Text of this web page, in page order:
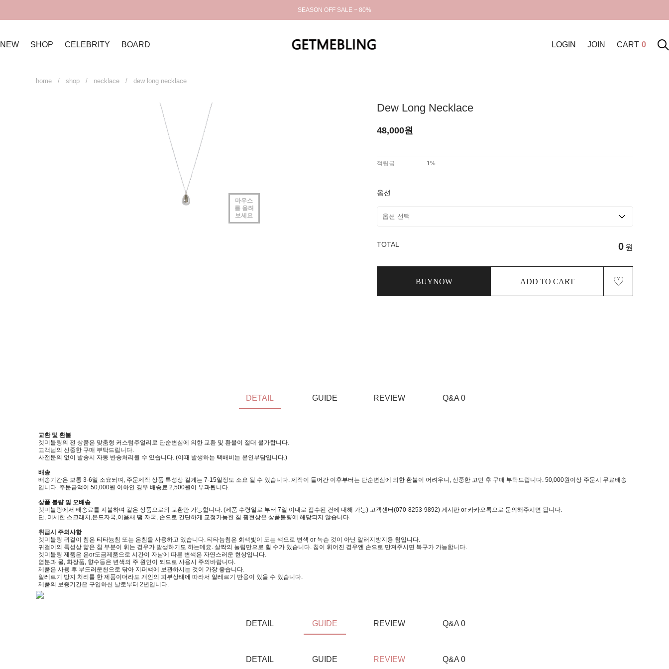
SEASON OFF SALE ~ 80%
NEW SHOP CELEBRITY BOARD LOGIN JOIN CART 0
home / shop / necklace / dew long necklace
마우스
를 올려
보세요
Dew Long Necklace
48,000원
적립금 1%
옵션
TOTAL 0 원
BUYNOW ADD TO CART ♡
DETAIL GUIDE REVIEW Q&A 0
교환 및 환불
겟미블링의 전 상품은 맞춤형 커스텀주얼리로 단순변심에 의한 교환 및 환불이 절대 불가합니다.
고객님의 신중한 구매 부탁드립니다.
사전문의 없이 발송시 자동 반송처리될 수 있습니다. (이때 발생하는 택배비는 본인부담입니다.)
배송
배송기간은 보통 3-6일 소요되며, 주문제작 상품 특성상 길게는 7-15일정도 소요 될 수 있습니다. 제작이 들어간 이후부터는 단순변심에 의한 환불이 어려우니, 신중한 고민 후 구매 부탁드립니다. 50,000원이상 주문시 무료배송
입니다. 주문금액이 50,000원 이하인 경우 배송료 2,500원이 부과됩니다.
상품 불량 및 오배송
겟미블링에서 배송료를 지불하며 같은 상품으로의 교환만 가능합니다. (제품 수령일로 부터 7일 이내로 접수된 건에 대해 가능) 고객센터(070-8253-9892) 게시판 or 카카오톡으로 문의해주시면 됩니다.
단, 미세한 스크래치,본드자국,이음새 땜 자국, 손으로 간단하게 교정가능한 침 휨현상은 상품불량에 해당되지 않습니다.
취급시 주의사항
겟미블링 귀걸이 침은 티타늄침 또는 은침을 사용하고 있습니다. 티타늄침은 회색빛이 도는 색으로 변색 or 녹슨 것이 아닌 알러지방지용 침입니다.
귀걸이의 특성상 얇은 침 부분이 휘는 경우가 발생하기도 하는데요. 살짝의 눌림만으로 휠 수가 있습니다. 침이 휘어진 경우엔 손으로 만져주시면 복구가 가능합니다.
겟미블링 제품은 은or도금제품으로 시간이 자남에 따른 변색은 자연스러운 현상입니다.
염분과 물, 화장품, 향수등은 변색의 주 원인이 되므로 사용시 주의바랍니다.
제품은 사용 후 부드러운천으로 닦아 지퍼백에 보관하시는 것이 가장 좋습니다.
알레르기 방지 처리를 한 제품이더라도 개인의 피부상태에 따라서 알레르기 반응이 있을 수 있습니다.
제품의 보증기간은 구입하신 날로부터 2년입니다.
DETAIL GUIDE REVIEW Q&A 0
DETAIL GUIDE REVIEW Q&A 0